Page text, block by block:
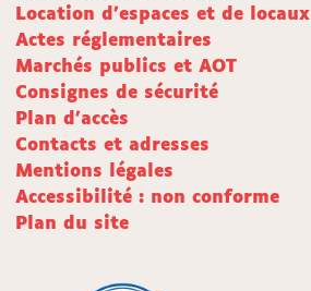
Location d'espaces et de locaux
Actes réglementaires
Marchés publics et AOT
Consignes de sécurité
Plan d'accès
Contacts et adresses
Mentions légales
Accessibilité : non conforme
Plan du site